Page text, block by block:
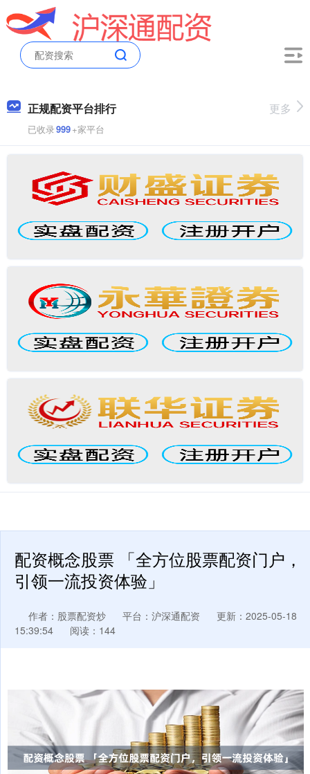
正规配资平台排行
已收录999+家平台
更多
配资概念股票 「全方位股票配资门户，
引领一流投资体验」
作者：股票配资炒 平台：沪深通配资
更新：2025-05-18
15:39:54
阅读：144